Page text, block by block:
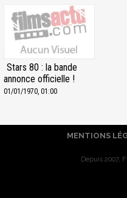
Stars 80 : la bande
annonce officielle !
01/01/1970, 01:00
MENTIONS
Depuis 2007,